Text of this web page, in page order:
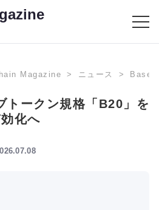
Magazine ニュース Base
トークン規格「B20」を
化へ